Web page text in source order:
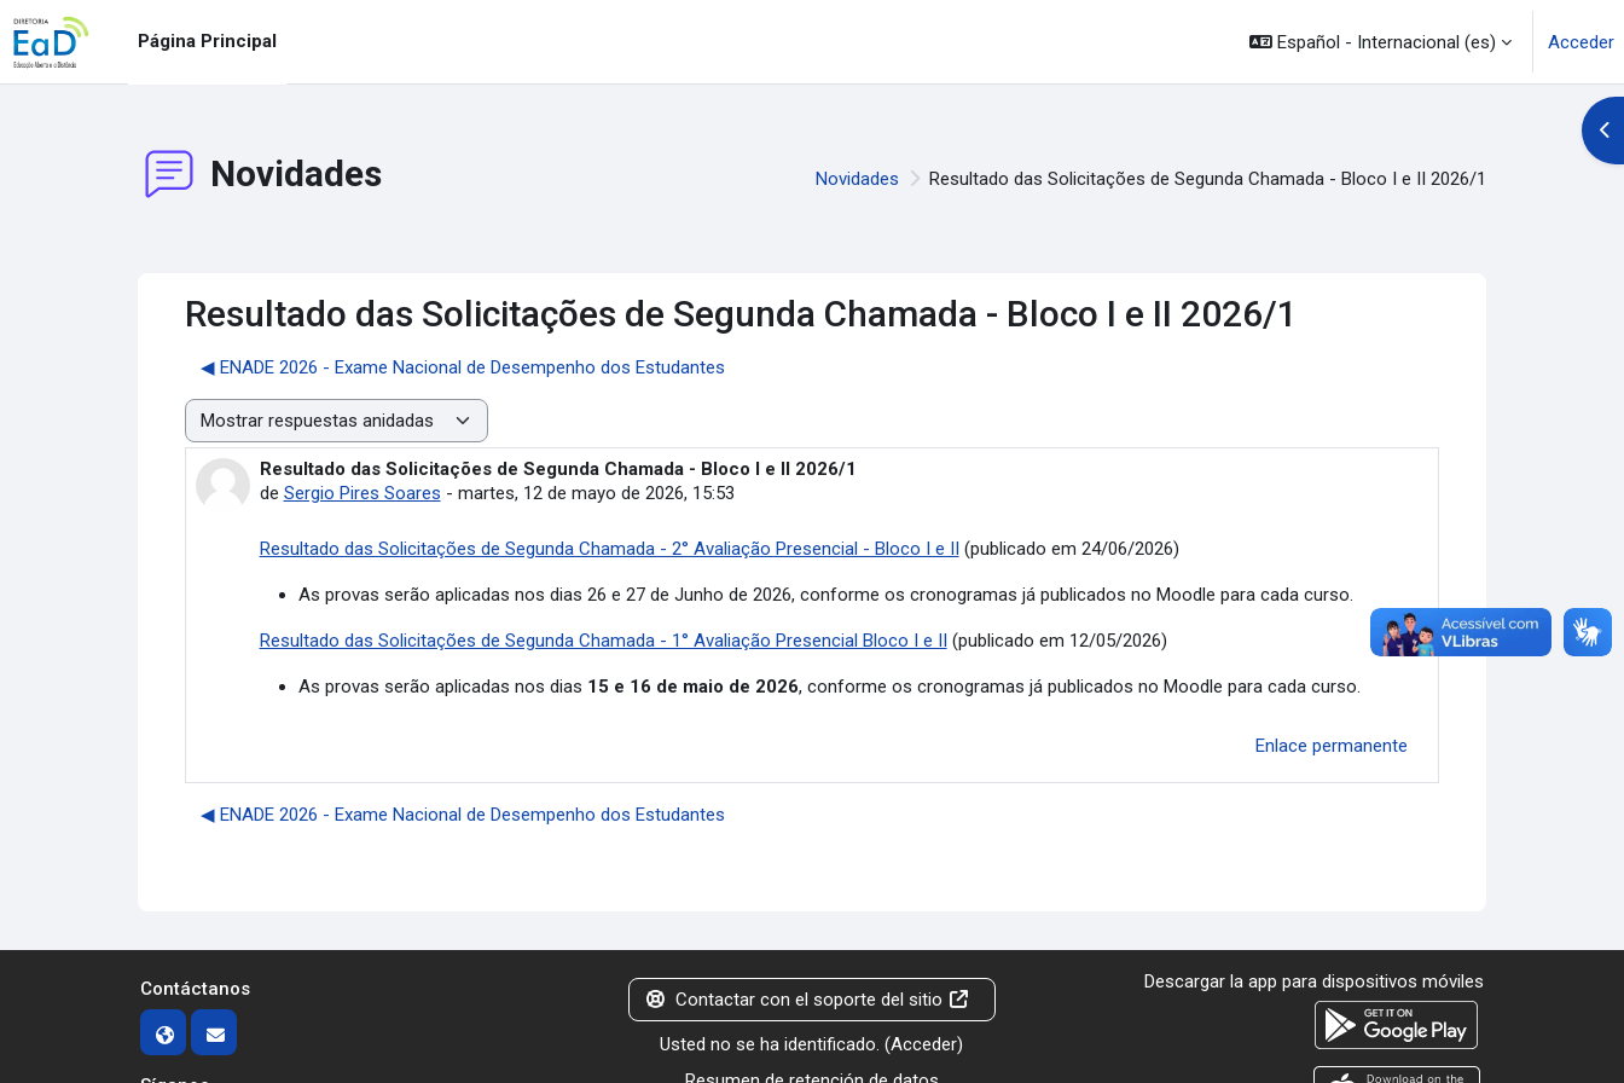
Salta al contenido principal
Página Principal
Español - Internacional ‎(es)‎ Acceder
Novidades Novidades Resultado das Solicitações de Segunda Chamada - Bloco I e II 2026/1
Resultado das Solicitações de Segunda Chamada - Bloco I e II 2026/1
◀︎ ENADE 2026 - Exame Nacional de Desempenho dos Estudantes
Mostrar modo
Resultado das Solicitações de Segunda Chamada - Bloco I e II 2026/1
de Sergio Pires Soares - martes, 12 de mayo de 2026, 15:53
Número de respuestas: 0
Resultado das Solicitações de Segunda Chamada - 2° Avaliação Presencial - Bloco I e II (publicado em 24/06/2026)
As provas serão aplicadas nos dias 26 e 27 de Junho de 2026, conforme os cronogramas já publicados no Moodle para cada curso.
Resultado das Solicitações de Segunda Chamada - 1° Avaliação Presencial Bloco I e II (publicado em 12/05/2026)
As provas serão aplicadas nos dias 15 e 16 de maio de 2026, conforme os cronogramas já publicados no Moodle para cada curso.
Enlace permanente
◀︎ ENADE 2026 - Exame Nacional de Desempenho dos Estudantes
Contáctanos Contactar con el soporte del sitio
Usted no se ha identificado. (Acceder)
Descargar la app para dispositivos móviles